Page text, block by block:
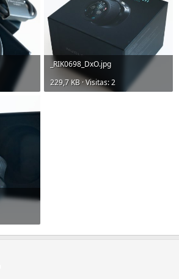
_RIK0698_DxO.jpg
229,7 KB · Visitas: 2